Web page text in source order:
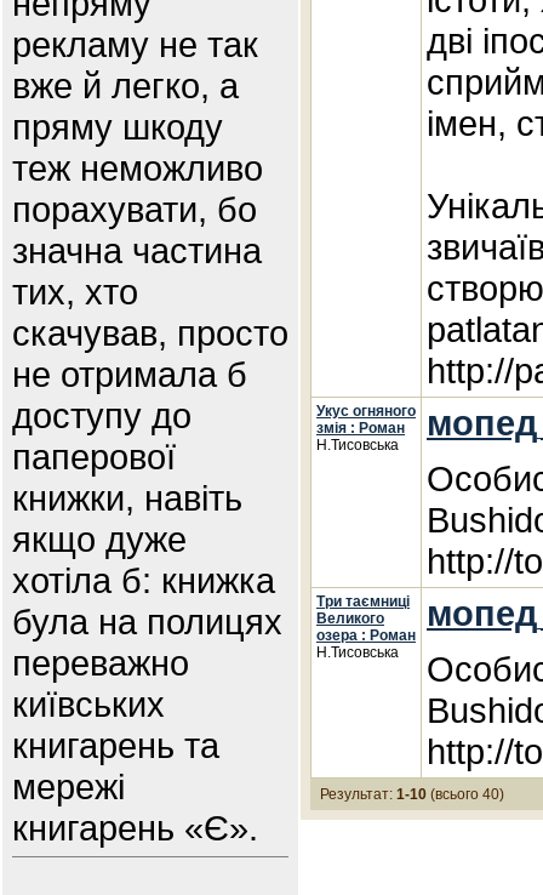
рекламу не так
вже й легко, а
пряму шкоду
теж неможливо
порахувати, бо
значна частина
тих, хто
скачував, просто
не отримала б
доступу до
паперової
книжки, навіть
якщо дуже
хотіла б: книжка
була на полицях
переважно
київських
книгарень та
мережі
книгарень «Є».
дві
імен,
http://
Укус огняного
змія : Роман
Н.Тисовська
http://
Три таємниці
Великого
озера : Роман
Н.Тисовська
http://
Результат: 1-10 (всього 40)